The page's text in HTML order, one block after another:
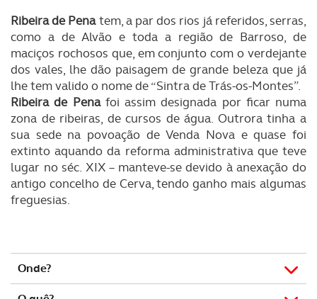
Ribeira de Penatem, a par dos rios já referidos, serras,
como a de Alvão e toda a região de Barroso, de
maciços rochosos que, em conjunto com o verdejante
dos vales, lhe dão paisagem de grande beleza que já
lhe tem valido o nome de “Sintra de Trás-os-Montes”.
Ribeira de Penafoi assim designada por ficar numa
zona de ribeiras, de cursos de água. Outrora tinha a
sua sede na povoação de Venda Nova e quase foi
extinto aquando da reforma administrativa que teve
lugar no séc. XIX – manteve-se devido à anexação do
antigo concelho de Cerva, tendo ganho mais algumas
freguesias.
Onde?